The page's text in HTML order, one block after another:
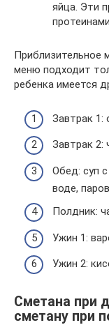
яйца. Эти
Приблизительное
меню подходит
ребенка имеется
Завтрак 1:
Завтрак 2:
Обед: суп
воде,
Полдник:
Ужин 1:
Ужин 2:
Сметана при
сметану при